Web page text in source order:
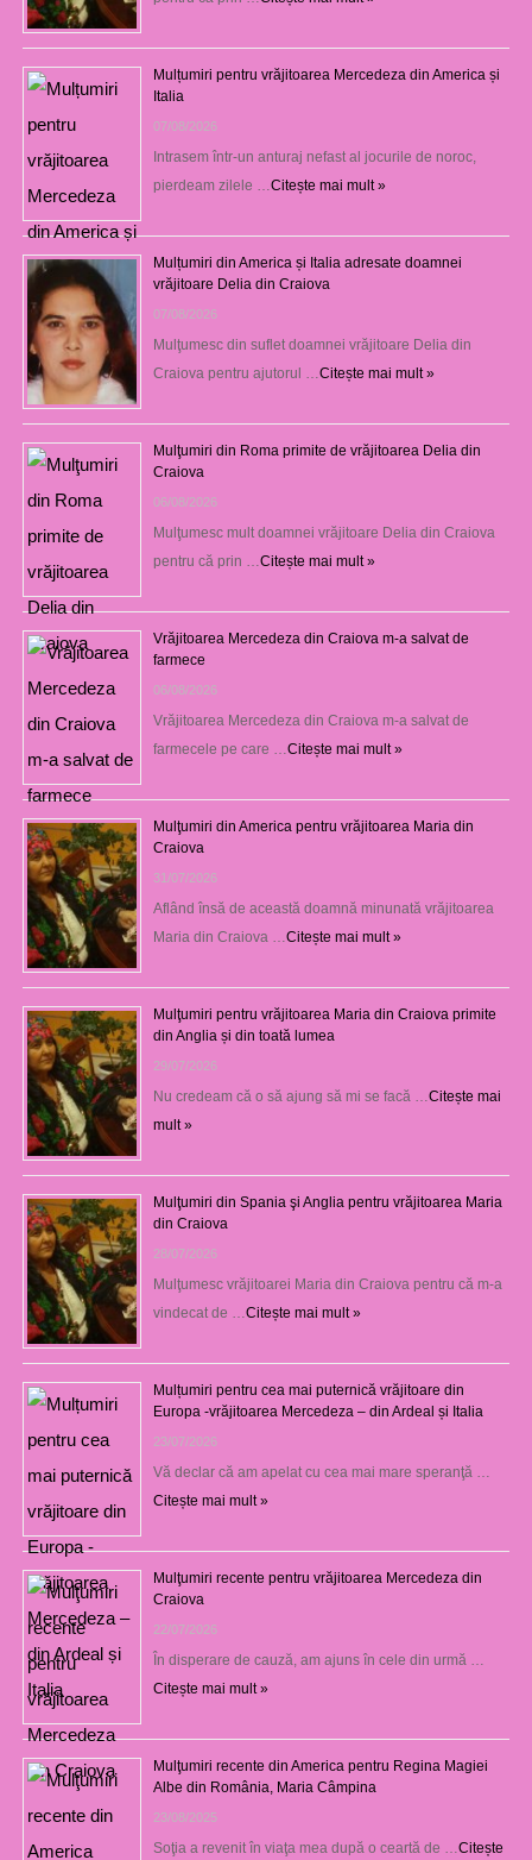
Mulțumiri pentru vrăjitoarea Mercedeza din America și
Italia
07/08/2026
Intrasem într-un anturaj nefast al jocurile de noroc,
pierdeam zilele … Citește mai mult »
Mulțumiri din America și Italia adresate doamnei
vrăjitoare Delia din Craiova
07/08/2026
Mulţumesc din suflet doamnei vrăjitoare Delia din
Craiova pentru ajutorul … Citește mai mult »
Mulţumiri din Roma primite de vrăjitoarea Delia din
Craiova
06/08/2026
Mulţumesc mult doamnei vrăjitoare Delia din Craiova
pentru că prin … Citește mai mult »
Vrăjitoarea Mercedeza din Craiova m-a salvat de
farmece
06/08/2026
Vrăjitoarea Mercedeza din Craiova m-a salvat de
farmecele pe care … Citește mai mult »
Mulţumiri din America pentru vrăjitoarea Maria din
Craiova
31/07/2026
Aflând însă de această doamnă minunată vrăjitoarea
Maria din Craiova … Citește mai mult »
Mulţumiri pentru vrăjitoarea Maria din Craiova primite
din Anglia și din toată lumea
29/07/2026
Nu credeam că o să ajung să mi se facă … Citește mai
mult »
Mulţumiri din Spania şi Anglia pentru vrăjitoarea Maria
din Craiova
28/07/2026
Mulţumesc vrăjitoarei Maria din Craiova pentru că m-a
vindecat de … Citește mai mult »
Mulțumiri pentru cea mai puternică vrăjitoare din
Europa -vrăjitoarea Mercedeza – din Ardeal și Italia
23/07/2026
Vă declar că am apelat cu cea mai mare speranţă …
Citește mai mult »
Mulţumiri recente pentru vrăjitoarea Mercedeza din
Craiova
22/07/2026
În disperare de cauză, am ajuns în cele din urmă …
Citește mai mult »
Mulţumiri recente din America pentru Regina Magiei
Albe din România, Maria Câmpina
23/08/2025
Soţia a revenit în viaţa mea după o ceartă de … Citește